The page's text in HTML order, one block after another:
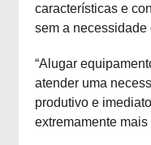
características e
sem a necessidade
“Alugar
atender uma
produtivo e
extremamente mais